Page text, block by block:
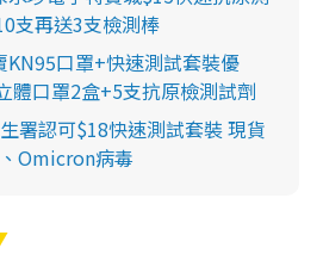
支再送3支檢測棒
KN95口罩+快速測試套裝優
體口罩2盒+5支抗原檢測試劑
署認可$18快速測試套裝 現貨
Omicron病毒